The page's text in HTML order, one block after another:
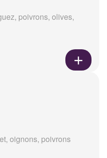
poivrons, olives,
oignons, poivrons